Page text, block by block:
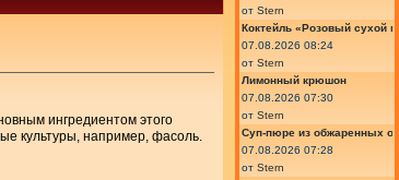
ингредиентом этого
культуры, например, фасоль.
от Stern
Коктейль «Розовый сухой
07.08.2026 08:24
от Stern
Лимонный крюшон
07.08.2026 07:30
от Stern
Суп-пюре из обжаренных
07.08.2026 07:28
от Stern